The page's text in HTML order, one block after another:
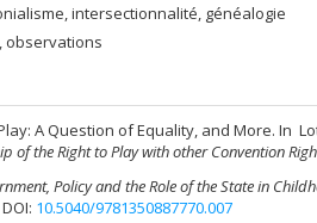
intersectionnalité, généalogie
observations
A Question of Equality, and More. In
of the Right to Play with other Convention
Policy and the Role of the State in
10.5040/9781350887770.007